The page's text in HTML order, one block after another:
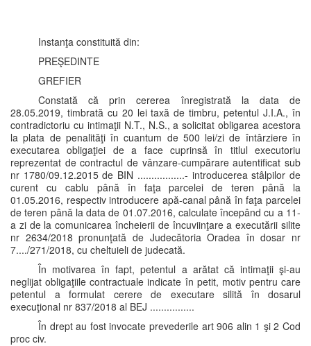
Instanţa constituită din:
PREŞEDINTE
GREFIER
Constată că prin cererea înregistrată la data de
28.05.2019, timbrată cu 20 lei taxă de timbru, petentul J.I.A., în
contradictoriu cu intimaţii N.T., N.S., a solicitat obligarea acestora
la plata de penalităţi în cuantum de 500 lei/zi de întârziere în
executarea obligaţiei de a face cuprinsă în titlul executoriu
reprezentat de contractul de vânzare-cumpărare autentificat sub
nr 1780/09.12.2015 de BIN .................- introducerea stâlpilor de
curent cu cablu până în faţa parcelei de teren până la
01.05.2016, respectiv introducere apă-canal până în faţa parcelei
de teren până la data de 01.07.2016, calculate începând cu a 11-
a zi de la comunicarea încheierii de încuviinţare a executării silite
nr 2634/2018 pronunţată de Judecătoria Oradea în dosar nr
7..../271/2018, cu cheltuieli de judecată.
În motivarea în fapt, petentul a arătat că intimaţii şi-au
neglijat obligaţiile contractuale indicate în petit, motiv pentru care
petentul a formulat cerere de executare silită în dosarul
execuţional nr 837/2018 al BEJ ................
În drept au fost invocate prevederile art 906 alin 1 şi 2 Cod
proc civ.